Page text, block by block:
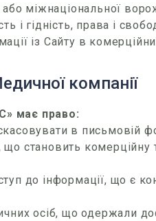
міжнаціональної
і гідність, права і
із Сайту в
компанії
має право:
в письмовій
становить
до інформації, що є
осіб, що одержали